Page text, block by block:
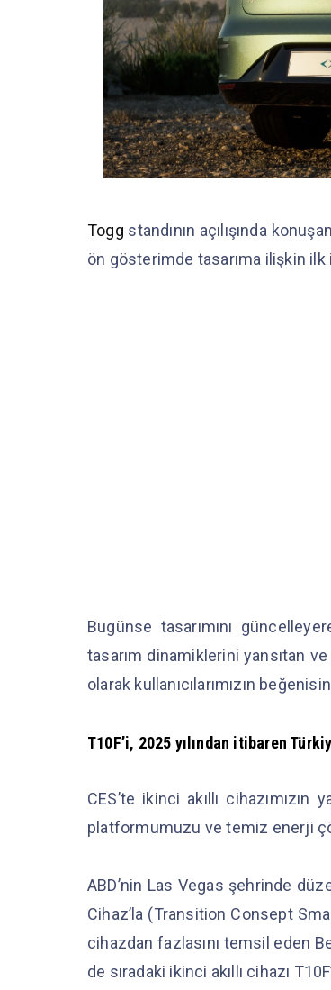
Togg standının açılışında
ön gösterimde tasarıma ilişkin
Bugünse tasarımını
tasarım dinamiklerini yansıtan
olarak kullanıcılarımızın
T10F’i, 2025 yılından itibaren
CES’te ikinci akıllı
platformumuzu ve temiz enerji
ABD’nin Las Vegas şehrinde
Cihaz’la (Transition Consept
cihazdan fazlasını temsil eden
de sıradaki ikinci akıllı cihazı